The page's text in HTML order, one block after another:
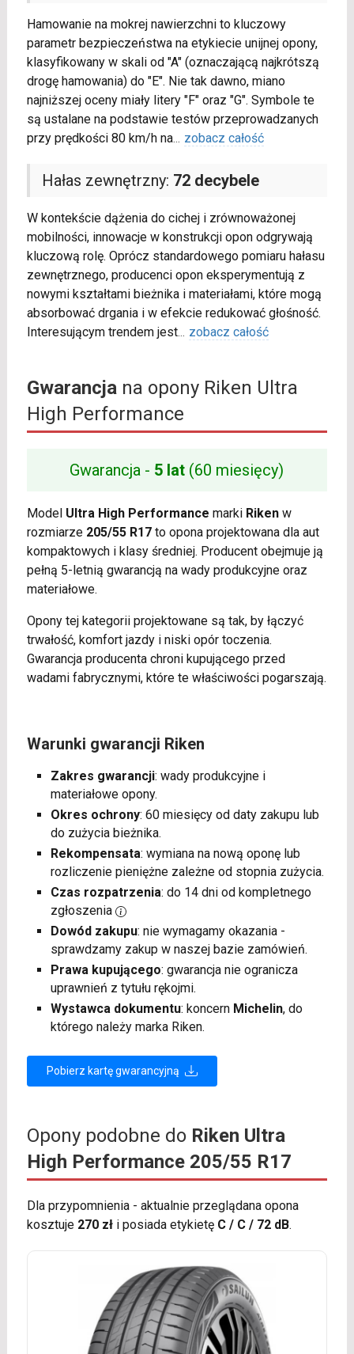
Hamowanie na mokrej nawierzchni to kluczowy
parametr bezpieczeństwa na etykiecie unijnej opony,
klasyfikowany w skali od "A" (oznaczającą najkrótszą
drogę hamowania) do "E". Nie tak dawno, miano
najniższej oceny miały litery "F" oraz "G". Symbole te
są ustalane na podstawie testów przeprowadzanych
przy prędkości 80 km/h na... zobacz całość
Hałas zewnętrzny: 72 decybele
W kontekście dążenia do cichej i zrównoważonej
mobilności, innowacje w konstrukcji opon odgrywają
kluczową rolę. Oprócz standardowego pomiaru hałasu
zewnętrznego, producenci opon eksperymentują z
nowymi kształtami bieżnika i materiałami, które mogą
absorbować drgania i w efekcie redukować głośność.
Interesującym trendem jest... zobacz całość
Gwarancjana opony Riken Ultra
High Performance
Gwarancja - 5 lat (60 miesięcy)
Model Ultra High Performance marki Rikenw
rozmiarze 205/55 R17to opona projektowana dla aut
kompaktowych i klasy średniej. Producent obejmuje ją
pełną 5-letnią gwarancją na wady produkcyjne oraz
materiałowe.
Opony tej kategorii projektowane są tak, by łączyć
trwałość, komfort jazdy i niski opór toczenia.
Gwarancja producenta chroni kupującego przed
wadami fabrycznymi, które te właściwości pogarszają.
Warunki gwarancji Riken
Zakres gwarancji: wady produkcyjne i
materiałowe opony.
Okres ochrony: 60 miesięcy od daty zakupu lub
do zużycia bieżnika.
Rekompensata: wymiana na nową oponę lub
rozliczenie pieniężne zależne od stopnia zużycia.
Czas rozpatrzenia: do 14 dni od kompletnego
zgłoszenia
Dowód zakupu: nie wymagamy okazania -
sprawdzamy zakup w naszej bazie zamówień.
Prawa kupującego: gwarancja nie ogranicza
uprawnień z tytułu rękojmi.
Wystawca dokumentu: koncern Michelin, do
którego należy marka Riken.
Pobierz kartę gwarancyjną
Opony podobne do Riken Ultra
High Performance 205/55 R17
Dla przypomnienia - aktualnie przeglądana opona
kosztuje 270 złi posiada etykietę C / C / 72 dB.